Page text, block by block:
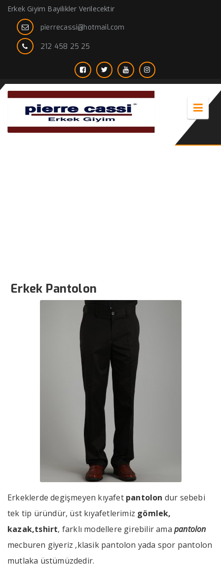
Erkek Giyim Bayilikler Verilecektir
pierrecassi@hotmail.com
212 458 25 25
Erkek Pantolon
Erkeklerde degişmeyen kıyafet pantolon dur sebebi
tek tip üründür, üst kıyafetlerimiz gömlek,
kazak,tshirt, farklı modellere girebilir amapantolon
mecburen giyeriz ,klasik pantolon yada spor pantolon
mutlaka üstümüzdedir.